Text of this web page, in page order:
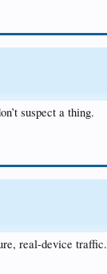
suspect a thing.
real-device traffic.